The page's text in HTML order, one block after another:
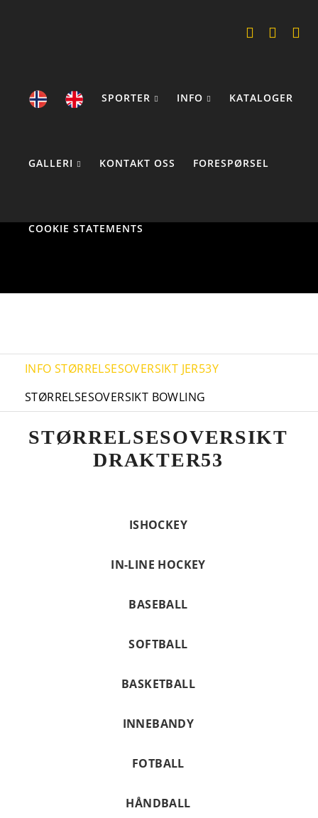
SPORTER INFO KATALOGER
GALLERI KONTAKT OSS FORESPØRSEL
COOKIE STATEMENTS
INFO STØRRELSESOVERSIKT JER53Y
STØRRELSESOVERSIKT BOWLING
STØRRELSESOVERSIKT
DRAKTER53
ISHOCKEY
IN-LINE HOCKEY
BASEBALL
SOFTBALL
BASKETBALL
INNEBANDY
FOTBALL
HÅNDBALL